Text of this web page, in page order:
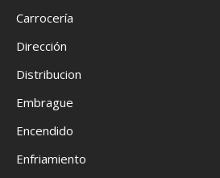
Carrocería
Dirección
Distribucion
Embrague
Encendido
Enfriamiento